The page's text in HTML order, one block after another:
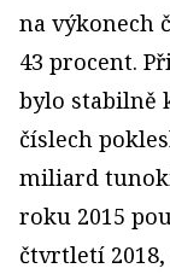
na výkonech
43 procent.
bylo stabilně
číslech
miliard
roku 2015
čtvrtletí